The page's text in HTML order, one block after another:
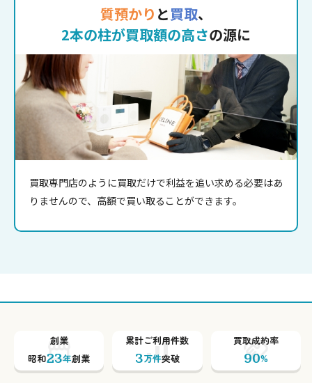
質預かり と買取、
2本の柱が買取額の高さの源に
買取専門店のように買取だけで利益を追い求める必要はあ
りませんので、高額で買い取ることができます。
創業
昭和23年創業
累計ご利用件数
3万件突破
買取成約率
90%